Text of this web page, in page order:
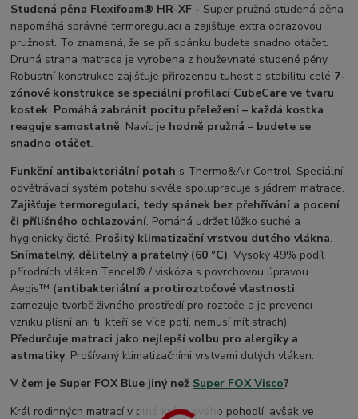
Studená pěna Flexifoam® HR-XF - Super pružná studená pěna
napomáhá správné termoregulaci a zajišťuje extra odrazovou
pružnost. To znamená, že se při spánku budete snadno otáčet.
Druhá strana matrace je vyrobena z houževnaté studené pěny.
Robustní konstrukce zajišťuje přirozenou tuhost a stabilitu celé 7-
zónové konstrukce se speciální profilací CubeCare ve tvaru
kostek. Pomáhá zabránit pocitu přeležení – každá kostka
reaguje samostatně. Navíc je hodně pružná – budete se
snadno otáčet.
Funkční antibakteriální potah s Thermo&Air Control. Speciální
odvětrávací systém potahu skvěle spolupracuje s jádrem matrace.
Zajišťuje termoregulaci, tedy spánek bez přehřívání a pocení
či přílišného ochlazování. Pomáhá udržet lůžko suché a
hygienicky čisté. Prošitý klimatizační vrstvou dutého vlákna.
Snímatelný, dělitelný a pratelný (60 °C). Vysoký 49% podíl
přírodních vláken Tencel® / viskóza s povrchovou úpravou
Aegis™ (antibakteriální a protiroztočové vlastnosti,
zamezuje tvorbě živného prostředí pro roztoče a je prevencí
vzniku plísní ani ti, kteří se více potí, nemusí mít strach).
Předurčuje matraci jako nejlepší volbu pro alergiky a
astmatiky. Prošívaný klimatizačními vrstvami dutých vláken.
V čem je Super FOX Blue jiný než Super FOX Visco?
Král rodinných matrací v plné kráse svého pohodlí, avšak ve